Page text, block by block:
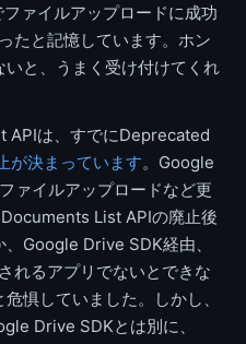
ァイルアップロードに成功
たと記憶しています。ホン
いと、うまく受け付けてくれ
APIは、すでにDeprecated
が決まっています。Google
ァイルアップロードなど更
List APIの廃止後
Google Drive SDK経由、
れるアプリでないとできな
惧していました。しかし、
Drive SDKとは別に、